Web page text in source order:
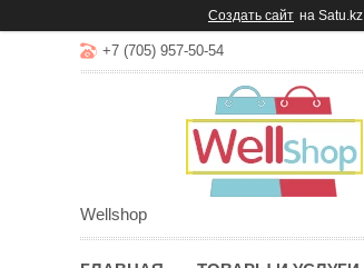
Создать сайт на Satu.kz
+7 (705) 957-50-54
Wellshop